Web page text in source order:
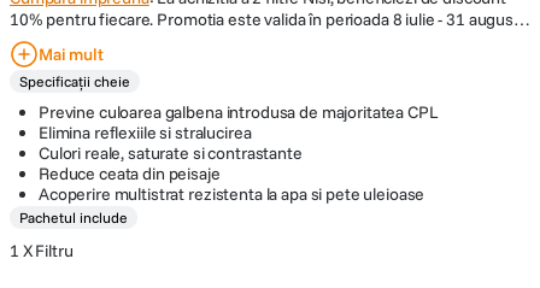
10% pentru fiecare. Promotia este valida în perioada 8 iulie - 31 august
2026, în limita stocului disponibil. Reducerea se aplica exclusiv
produselor marcate cu "cumpara impreuna: -10% discount
nu se cumuleaza cu alte oferte, discount-uri sau vouchere. Compania îsi
rezerva dreptul de a modifica sau anula promotia în orice moment, fara
o notificare prealabila.
Mai mult
Specificații cheie
Previne culoarea galbena introdusa de majoritatea CPL
Elimina reflexiile si stralucirea
Culori reale, saturate si contrastante
Reduce ceata din peisaje
Acoperire multistrat rezistenta la apa si pete uleioase
Pachetul include
1 X Filtru